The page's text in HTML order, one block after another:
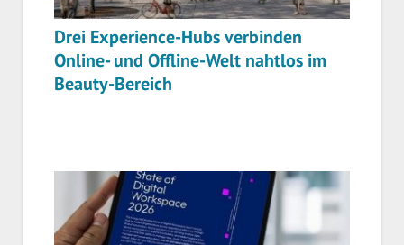
Drei Experience-Hubs verbinden
Online- und Offline-Welt nahtlos im
Beauty-Bereich